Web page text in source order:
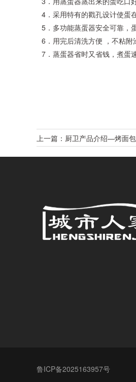
． 用蒸蛋器蒸出来的蛋吃口
4 ． 采用特有的戳孔设计使蛋
5 ． 多功能蒸蛋器安全可靠，
6 ． 用完后清洗方便 ，不粘附
7 ． 蒸蛋器省时又省钱，煮蛋
上一篇： 厨卫产品介绍—烤面
鲁ICP备2025163957号